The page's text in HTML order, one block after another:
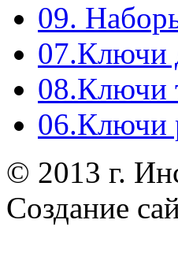
09.
07.Ключи
08.Ключи
06.Ключи
© 2013 г.
Создание